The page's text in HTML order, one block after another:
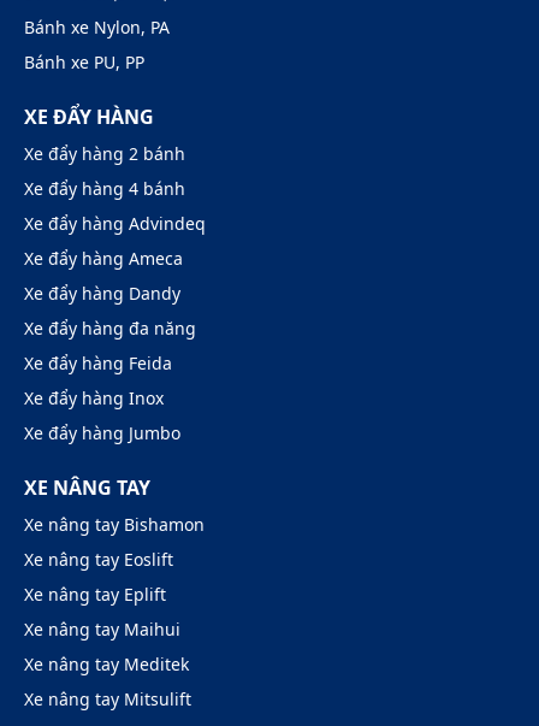
Bánh xe Nylon, PA
Bánh xe PU, PP
XE ĐẨY HÀNG
Xe đẩy hàng 2 bánh
Xe đẩy hàng 4 bánh
Xe đẩy hàng Advindeq
Xe đẩy hàng Ameca
Xe đẩy hàng Dandy
Xe đẩy hàng đa năng
Xe đẩy hàng Feida
Xe đẩy hàng Inox
Xe đẩy hàng Jumbo
XE NÂNG TAY
Xe nâng tay Bishamon
Xe nâng tay Eoslift
Xe nâng tay Eplift
Xe nâng tay Maihui
Xe nâng tay Meditek
Xe nâng tay Mitsulift